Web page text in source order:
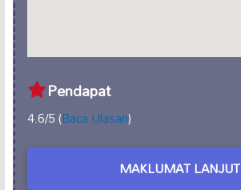
Pendapat
4.6/5 (Baca Ulasan)
MAKLUMAT LANJUT